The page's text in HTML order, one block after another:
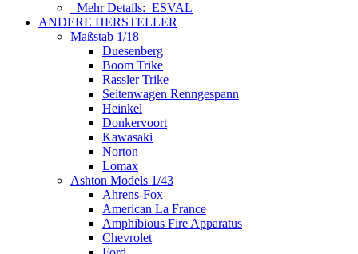
Mehr Details: ESVAL
ANDERE HERSTELLER
Maßstab 1/18
Duesenberg
Boom Trike
Rassler Trike
Seitenwagen Renngespann
Heinkel
Donkervoort
Kawasaki
Norton
Lomax
Ashton Models 1/43
Ahrens-Fox
American La France
Amphibious Fire Apparatus
Chevrolet